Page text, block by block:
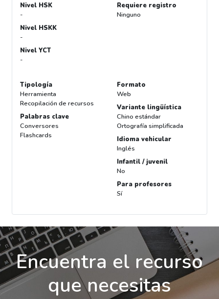
Nivel HSK
-
Nivel HSKK
-
Nivel YCT
-
Requiere registro
Ninguno
Tipología
Herramienta
Recopilación de recursos
Palabras clave
Conversores
Flashcards
Formato
Web
Variante lingüística
Chino estándar
Ortografía simplificada
Idioma vehicular
Inglés
Infantil / juvenil
No
Para profesores
Sí
Encuentra el recurso
que necesitas